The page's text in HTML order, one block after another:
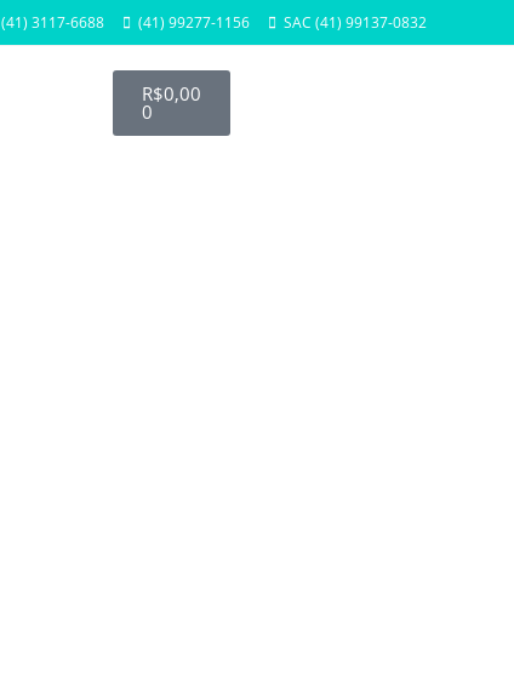
(41) 3117-6688 (41) 99277-1156 SAC (41) 99137-0832
R$0,00
0